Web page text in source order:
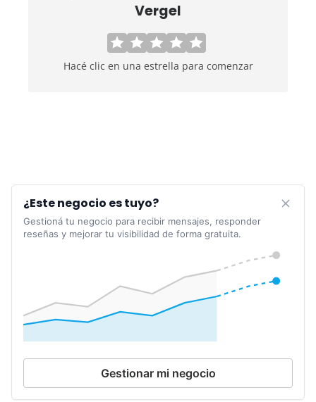
Vergel
Hacé clic en una estrella para comenzar
¿Este negocio es tuyo?
Gestioná tu negocio para recibir mensajes, responder
reseñas y mejorar tu visibilidad de forma gratuita.
Gestionar mi negocio